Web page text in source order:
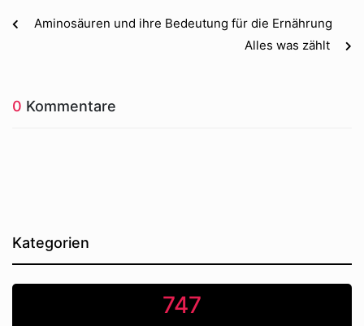
Aminosäuren und ihre Bedeutung für die Ernährung
Alles was zählt
0 Kommentare
Kategorien
747